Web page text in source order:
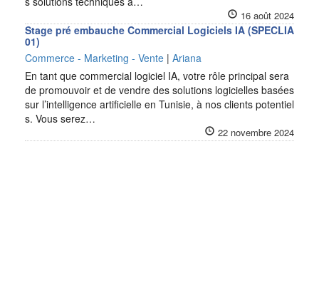
16 août 2024
Stage pré embauche Commercial Logiciels IA (SPECLIA
01)
Commerce - Marketing - Vente | Ariana
En tant que commercial logiciel IA, votre rôle principal sera
de promouvoir et de vendre des solutions logicielles basées
sur l’intelligence artificielle en Tunisie, à nos clients potentiel
s. Vous serez…
22 novembre 2024